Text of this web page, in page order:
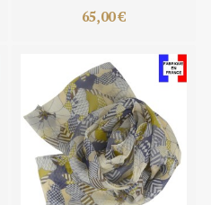
65,00 €